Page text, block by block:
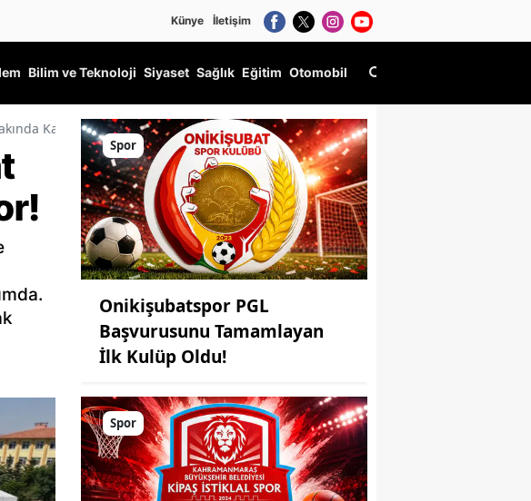
Künye İletişim
Bilim ve Teknoloji Siyaset Sağlık Eğitim Otomobil
Kapılarını Açıyor!
Spor
Onikişubatspor PGL
Başvurusunu Tamamlayan
İlk Kulüp Oldu!
Spor